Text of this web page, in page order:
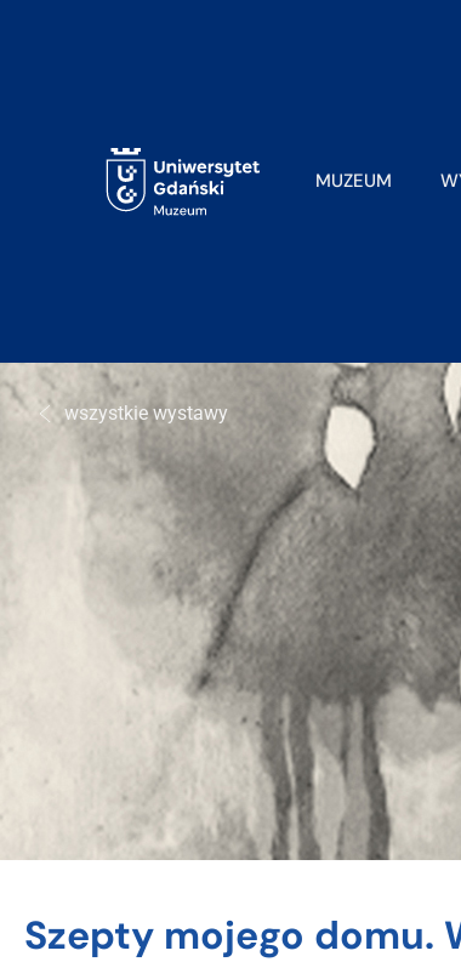
MUZEUM
wszystkie wystawy
Szepty mojego domu.